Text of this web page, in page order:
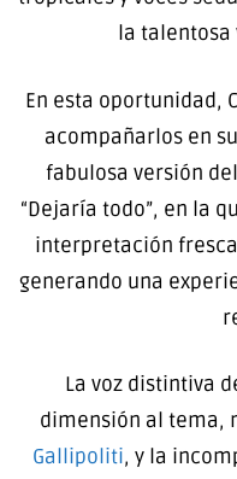
la talentosa
En esta oportunidad,
acompañarlos en
fabulosa versión
“Dejaría todo”, en la
interpretación
generando una
La voz distintiva
dimensión al tema,
Gallipoliti, y la